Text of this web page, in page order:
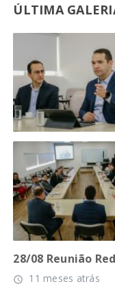
ÚLTIMA
28/08 Reunião
access_time 11 meses atrás